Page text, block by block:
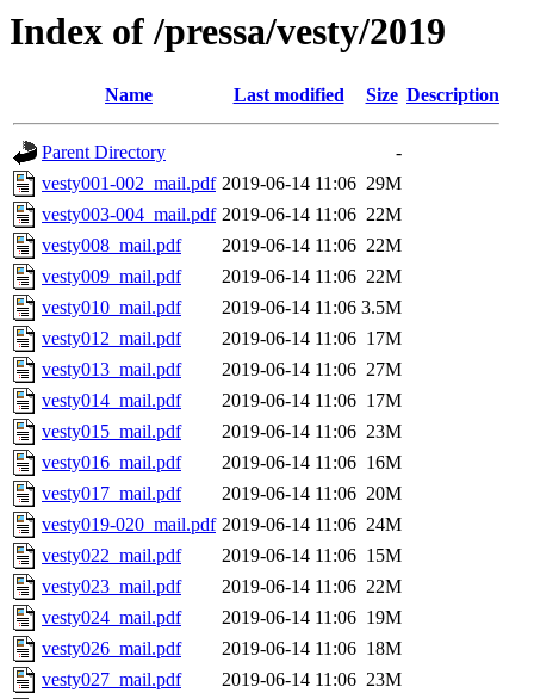
Index of /pressa/vesty/2019
Name Last modified Size Description
Parent Directory
-
vesty001-002_mail.pdf 2019-06-14 11:06 29M
vesty003-004_mail.pdf 2019-06-14 11:06 22M
vesty008_mail.pdf
2019-06-14 11:06 22M
vesty009_mail.pdf
2019-06-14 11:06 22M
vesty010_mail.pdf
2019-06-14 11:06 3.5M
vesty012_mail.pdf
2019-06-14 11:06 17M
vesty013_mail.pdf
2019-06-14 11:06 27M
vesty014_mail.pdf
2019-06-14 11:06 17M
vesty015_mail.pdf
2019-06-14 11:06 23M
vesty016_mail.pdf
2019-06-14 11:06 16M
vesty017_mail.pdf
2019-06-14 11:06 20M
vesty019-020_mail.pdf 2019-06-14 11:06 24M
vesty022_mail.pdf
2019-06-14 11:06 15M
vesty023_mail.pdf
2019-06-14 11:06 22M
vesty024_mail.pdf
2019-06-14 11:06 19M
vesty026_mail.pdf
2019-06-14 11:06 18M
vesty027_mail.pdf
2019-06-14 11:06 23M